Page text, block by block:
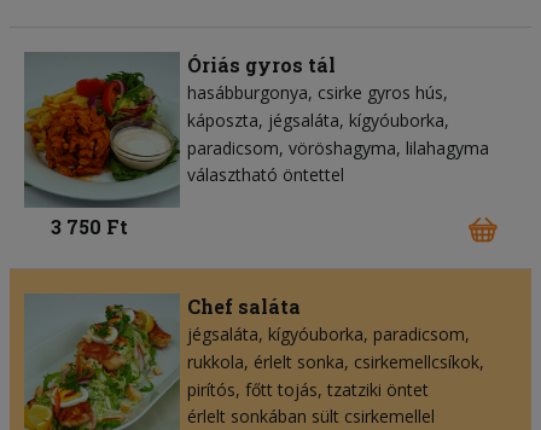
Óriás gyros tál
hasábburgonya csirke gyros hús
káposzta jégsaláta kígyóuborka
paradicsom vöröshagyma lilahagyma
választható öntettel
3 750 Ft
Chef saláta
jégsaláta kígyóuborka paradicsom
rukkola érlelt sonka csirkemellcsíkok
pirítós főtt tojás tzatziki öntet
érlelt sonkában sült csirkemellel